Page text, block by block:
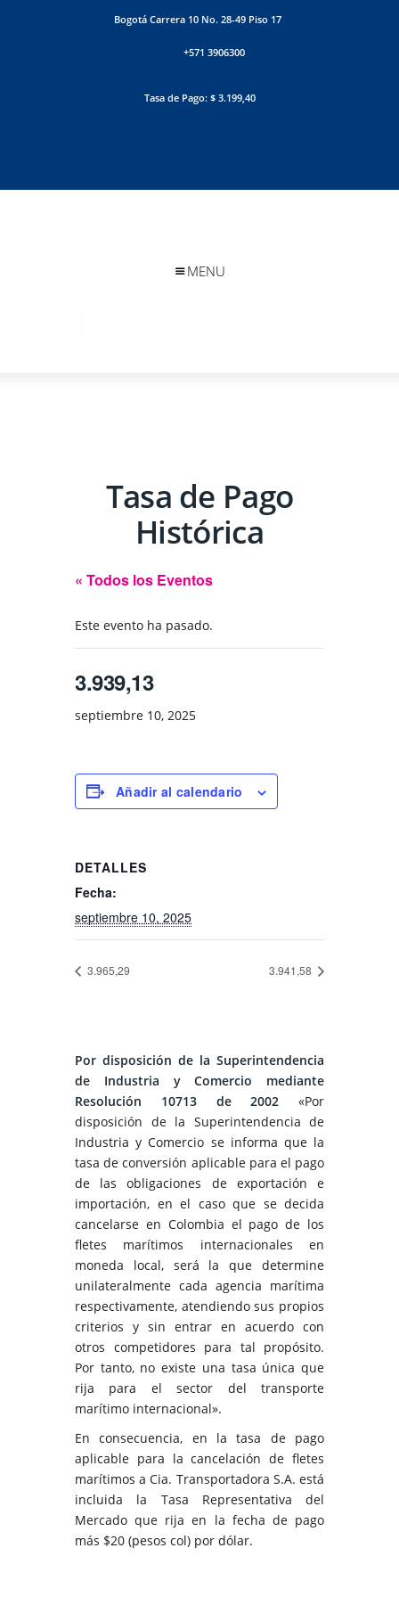
Bogotá Carrera 10 No. 28-49 Piso 17
+571 3906300
Tasa de Pago: $ 3.199,40
MENU
Tasa de Pago
Histórica
« Todos los Eventos
Este evento ha pasado.
3.939,13
septiembre 10, 2025
Añadir al calendario
DETALLES
Fecha:
septiembre 10, 2025
3.965,29 3.941,58
Por disposición de la Superintendencia
de Industria y Comercio mediante
Resolución 10713 de 2002 «Por
disposición de la Superintendencia de
Industria y Comercio se informa que la
tasa de conversión aplicable para el pago
de las obligaciones de exportación e
importación, en el caso que se decida
cancelarse en Colombia el pago de los
fletes marítimos internacionales en
moneda local, será la que determine
unilateralmente cada agencia marítima
respectivamente, atendiendo sus propios
criterios y sin entrar en acuerdo con
otros competidores para tal propósito.
Por tanto, no existe una tasa única que
rija para el sector del transporte
marítimo internacional».
En consecuencia, en la tasa de pago
aplicable para la cancelación de fletes
marítimos a Cia. Transportadora S.A. está
incluida la Tasa Representativa del
Mercado que rija en la fecha de pago
más $20 (pesos col) por dólar.